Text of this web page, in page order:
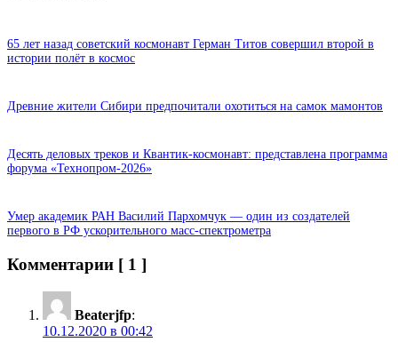
65 лет назад советский космонавт Герман Титов совершил второй в
истории полёт в космос
Древние жители Сибири предпочитали охотиться на самок мамонтов
Десять деловых треков и Квантик-космонавт: представлена программа
форума «Технопром-2026»
Умер академик РАН Василий Пархомчук — один из создателей
первого в РФ ускорительного масс-спектрометра
Комментарии [ 1 ]
Beaterjfp:
10.12.2020 в 00:42